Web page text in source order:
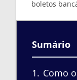
boletos
Sumário
1
Como